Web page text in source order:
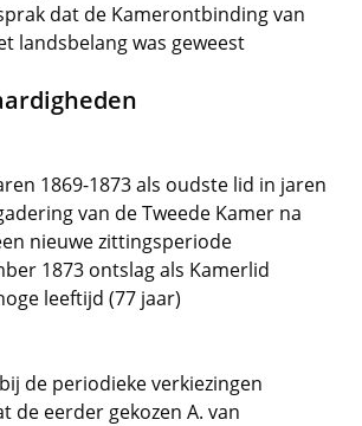
dat de Kamerontbinding van
landsbelang was geweest
1869-1873 als oudste lid in jaren
van de Tweede Kamer na
nieuwe zittingsperiode
1873 ontslag als Kamerlid
leeftijd (77 jaar)
de periodieke verkiezingen
de eerder gekozen A. van